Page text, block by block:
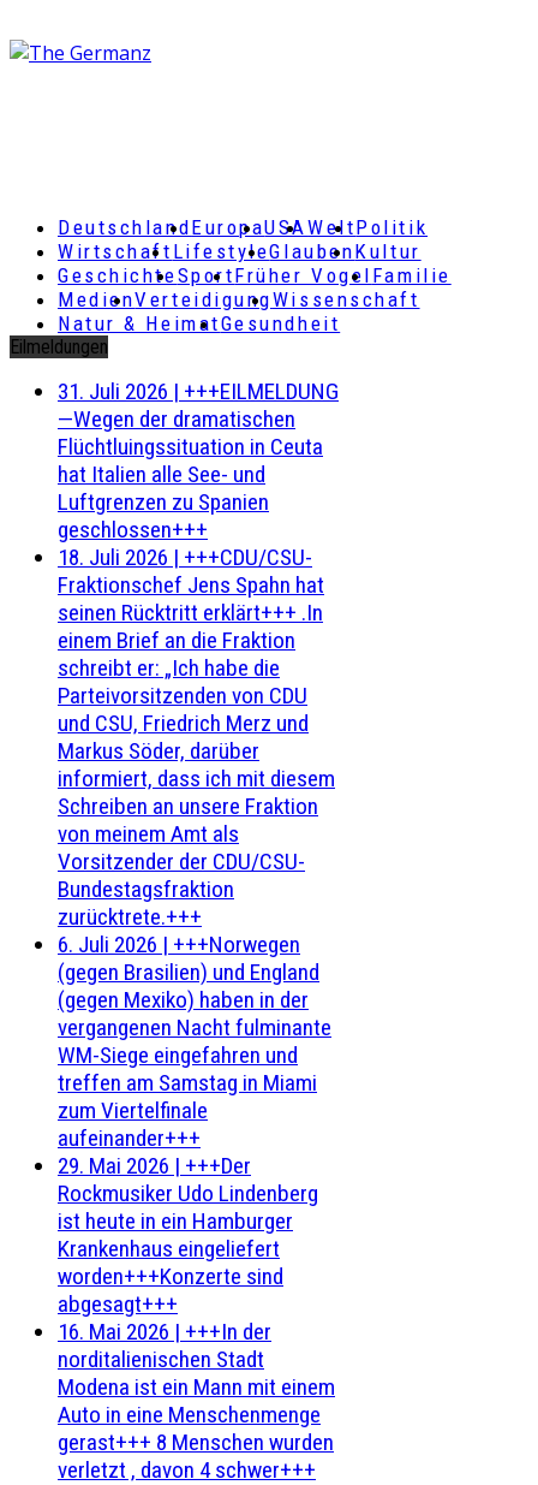
DeutschlandEuropaUSAWeltPolitik
Wirtschaft LifestyleGlaubenKultur
GeschichteSportFrüher Vogel Familie
MedienVerteidigungWissenschaft
Natur & HeimatGesundheit
Eilmeldungen
31. Juli 2026 | +++EILMELDUNG
—Wegen der dramatischen
Flüchtluingssituation in Ceuta
hat Italien alle See- und
Luftgrenzen zu Spanien
geschlossen+++
18. Juli 2026 | +++CDU/CSU-
Fraktionschef Jens Spahn hat
seinen Rücktritt erklärt+++ .In
einem Brief an die Fraktion
schreibt er: „Ich habe die
Parteivorsitzenden von CDU
und CSU, Friedrich Merz und
Markus Söder, darüber
informiert, dass ich mit diesem
Schreiben an unsere Fraktion
von meinem Amt als
Vorsitzender der CDU/CSU-
Bundestagsfraktion
zurücktrete.+++
6. Juli 2026 | +++Norwegen
(gegen Brasilien) und England
(gegen Mexiko) haben in der
vergangenen Nacht fulminante
WM-Siege eingefahren und
treffen am Samstag in Miami
zum Viertelfinale
aufeinander+++
29. Mai 2026 | +++Der
Rockmusiker Udo Lindenberg
ist heute in ein Hamburger
Krankenhaus eingeliefert
worden+++Konzerte sind
abgesagt+++
16. Mai 2026 | +++In der
norditalienischen Stadt
Modena ist ein Mann mit einem
Auto in eine Menschenmenge
gerast+++ 8 Menschen wurden
verletzt , davon 4 schwer+++